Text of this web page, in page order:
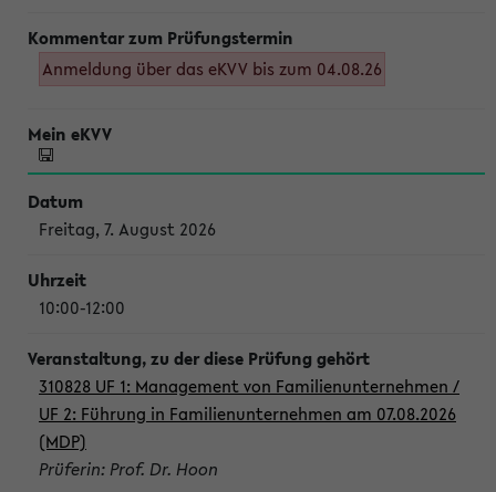
Anmeldung über das eKVV bis zum 04.08.26
Freitag, 7. August 2026
10:00-12:00
310828 UF 1: Management von Familienunternehmen /
UF 2: Führung in Familienunternehmen am 07.08.2026
(MDP)
Prüferin: Prof. Dr. Hoon